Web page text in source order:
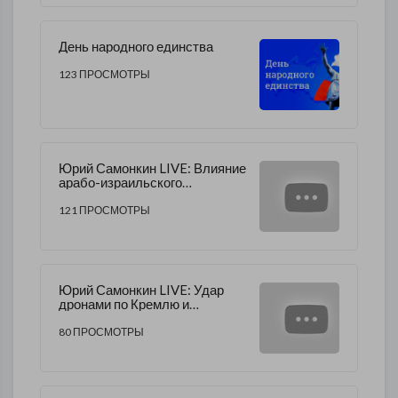
День народного единства
123 ПРОСМОТРЫ
Юрий Самонкин LIVE: Влияние
арабо-израильского
экономику
121 ПРОСМОТРЫ
Юрий Самонкин LIVE: Удар
дронами по Кремлю и
ШОС, БРИКС, ЕАЭС.
80 ПРОСМОТРЫ